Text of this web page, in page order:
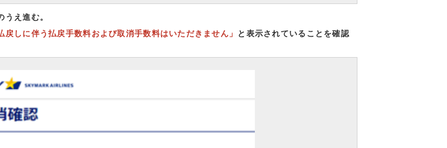
え進む。
戻しに伴う払戻手数料および取消手数料はいただきません」 と表示されていることを確認